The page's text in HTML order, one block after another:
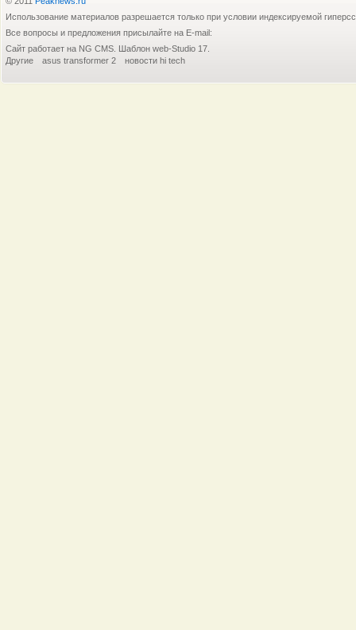
Планшетные компьютеры (Tablet PC)
Использование материалов разрешается только при условии индексируемой
Все вопросы и предложения присылайте на E-mail:
Сайт работает на NG CMS. Шаблон web-Studio 17.
Другие
asus transformer 2 новости hi tech